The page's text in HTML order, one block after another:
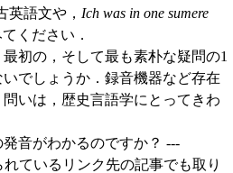
英語文や， Ich was in one sumere
ください．
初の，そして最も素朴な疑問の1
でしょうか．録音機器など存在
いは，歴史言語学にとってきわ
音がわかるのですか？ ---
ているリンク先の記事でも取り